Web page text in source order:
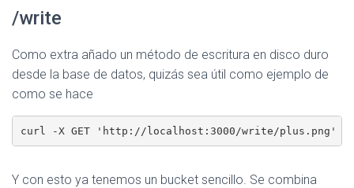
/write
Como extra añado un método de escritura en disco duro
desde la base de datos, quizás sea útil como ejemplo de
como se hace
Y con esto ya tenemos un bucket sencillo. Se combina